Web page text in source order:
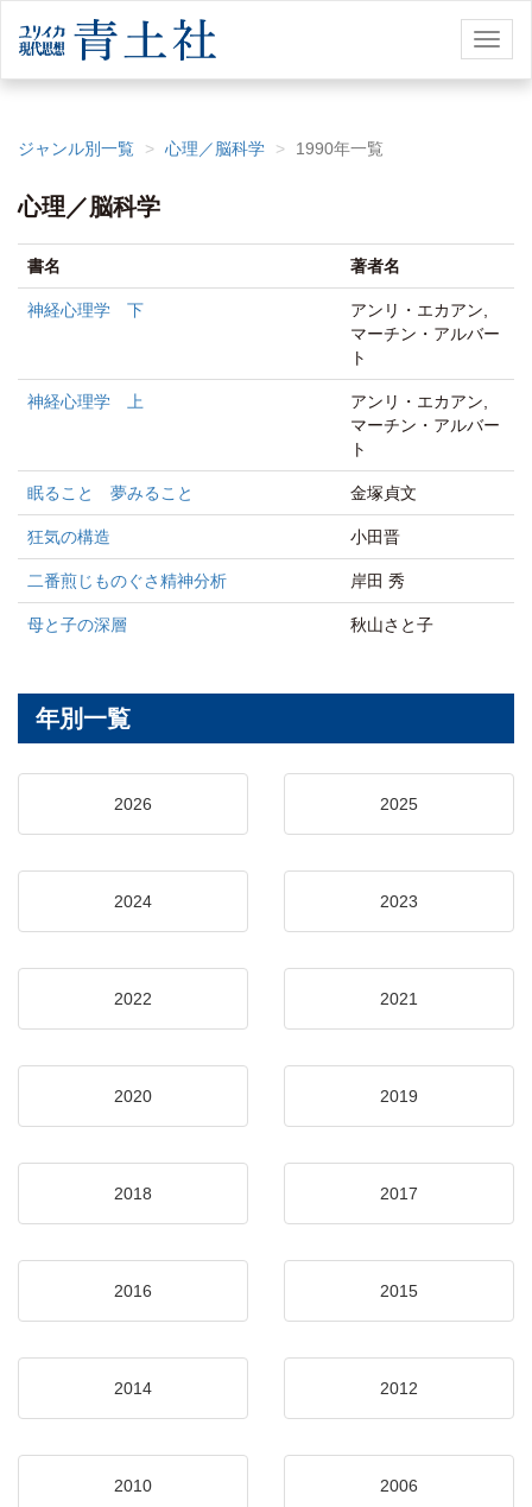
ジャンル別一覧 心理／脳科学 1990年一覧
心理／脳科学
書名 著者名
神経心理学 下
アンリ・エカアン,
マーチン・アルバー
ト
神経心理学 上
アンリ・エカアン,
マーチン・アルバー
ト
眠ること 夢みること 金塚貞文
狂気の構造 小田晋
二番煎じものぐさ精神分析 岸田 秀
母と子の深層 秋山さと子
年別一覧
2026 2025
2024 2023
2022 2021
2020 2019
2018 2017
2016 2015
2014 2012
2010 2006